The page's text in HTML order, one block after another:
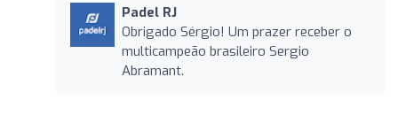
Padel RJ
Obrigado Sérgio! Um prazer receber o
multicampeão brasileiro Sergio
Abramant.